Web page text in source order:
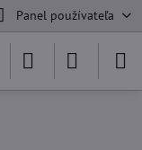
Panel používateľa